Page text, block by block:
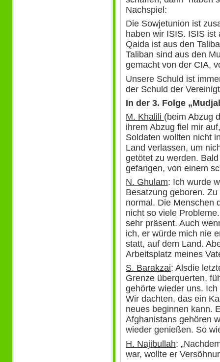
Nachspiel:
Die Sowjetunion ist
haben wir ISIS. ISIS ist
Qaida ist aus den
Taliban sind aus den
gemacht von der CIA,
Unsere Schuld ist
der Schuld der
In der 3. Folge
M. Khalili (beim Abzug
ihrem Abzug fiel mir
Soldaten wollten nicht
Land verlassen, um
getötet zu werden.
gefangen, von einem
N. Ghulam: Ich wurde
Besatzung geboren.
normal. Die Menschen
nicht so viele
sehr präsent. Auch
ich, er würde mich nie
statt, auf dem Land.
Arbeitsplatz meines
S. Barakzai: Alsdie
Grenze überquerten,
gehörte wieder uns.
Wir dachten, das ein
neues beginnen kann.
Afghanistans gehören
wieder genießen. So
H. Najibullah:
war, wollte er